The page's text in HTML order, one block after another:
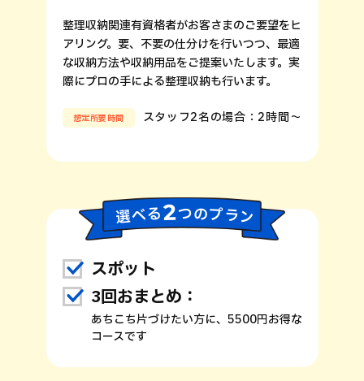
整理収納関連有資格者がお客さまのご要望をヒ
アリング。要、不要の仕分けを行いつつ、最適
な収納方法や収納用品をご提案いたします。実
際にプロの手による整理収納も行います。
想定所要時間 スタッフ2名の場合：2時間～
選べる2つのプラン
スポット
3回おまとめ：
あちこち片づけたい方に、5500円お得な
コースです